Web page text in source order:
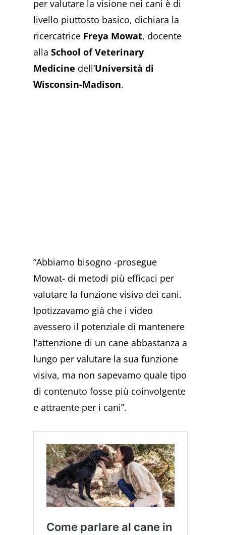
per valutare la visione nei cani è di
livello piuttosto basico, dichiara la
ricercatrice Freya Mowat, docente
allaSchool of Veterinary
Medicine dell’Università di
Wisconsin-Madison.
“Abbiamo bisogno -prosegue
Mowat- di metodi più efficaci per
valutare la funzione visiva dei cani.
Ipotizzavamo già che i video
avessero il potenziale di mantenere
l’attenzione di un cane abbastanza a
lungo per valutare la sua funzione
visiva, ma non sapevamo quale tipo
di contenuto fosse più coinvolgente
e attraente per i cani”.